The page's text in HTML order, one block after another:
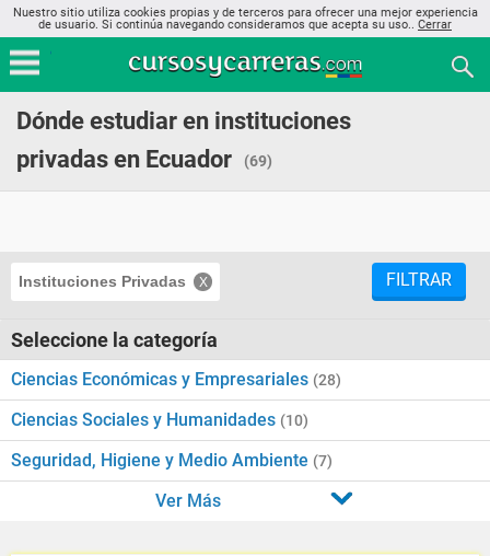
Nuestro sitio utiliza cookies propias y de terceros para ofrecer una mejor experiencia
de usuario. Si continúa navegando consideramos que acepta su uso.. Cerrar
Dónde estudiar en instituciones
privadas en Ecuador
(69)
Instituciones Privadas FILTRAR
Seleccione la categoría
Ciencias Económicas y Empresariales (28)
Ciencias Sociales y Humanidades (10)
Seguridad, Higiene y Medio Ambiente (7)
Ver Más